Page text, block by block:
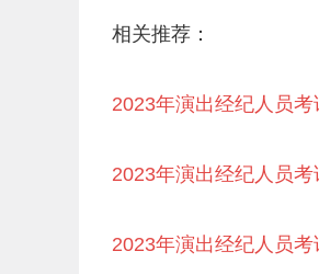
相关推荐：
2023年演出经纪人员
2023年演出经纪人员
2023年演出经纪人员